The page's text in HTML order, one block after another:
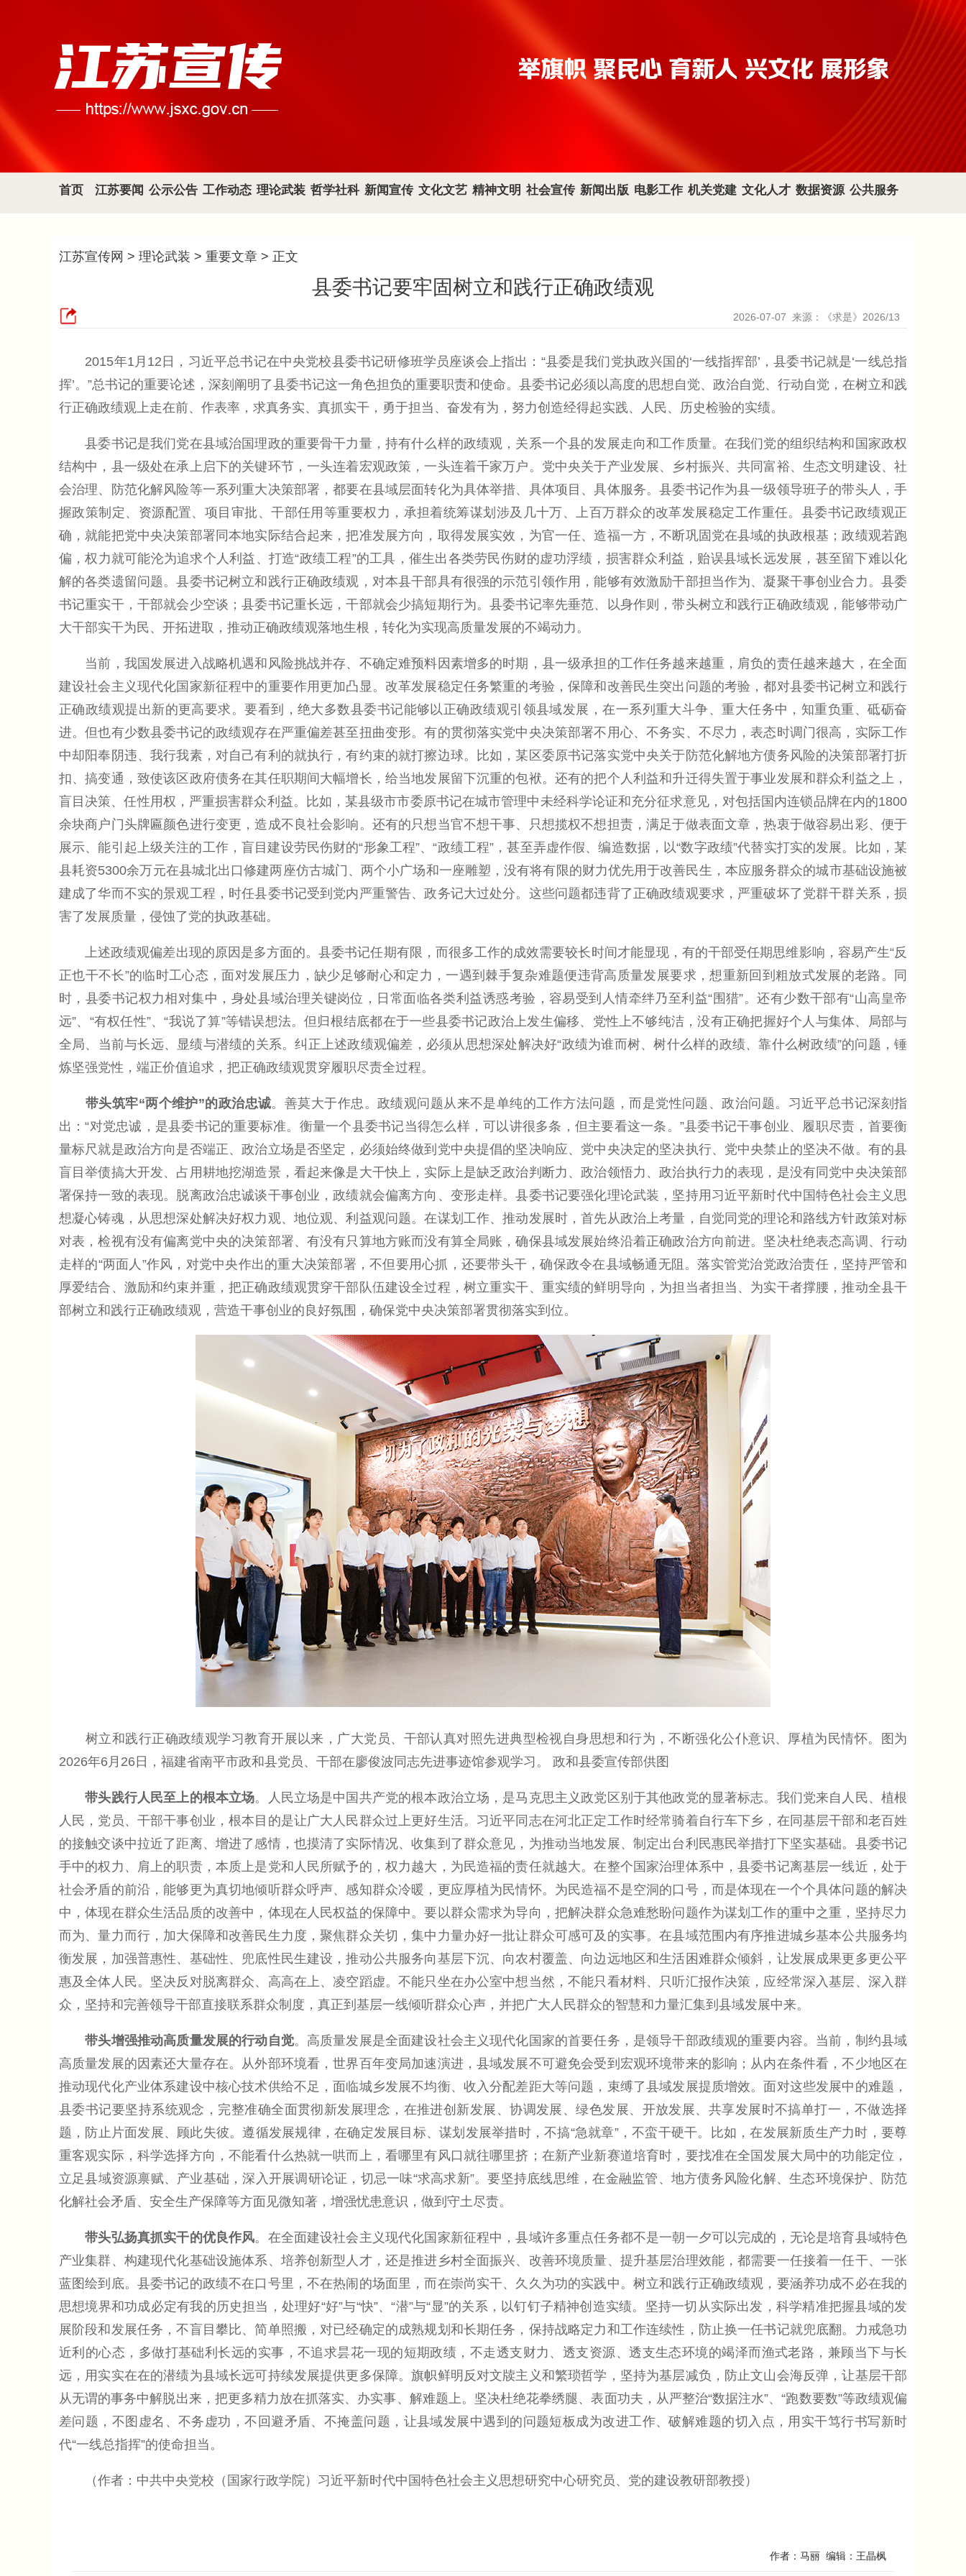
首页 江苏要闻 公示公告 工作动态 理论武装 哲学社科 新闻宣传 文化文艺 精神文明 社会宣传 新闻出版 电影工作 机关党建 文化人才 数据资源 公共服务
江苏宣传网 > 理论武装 > 重要文章 > 正文
县委书记要牢固树立和践行正确政绩观
2026-07-07 来源：《求是》2026/13
2015年1月12日，习近平总书记在中央党校县委书记研修班学员座谈会上指出：“县委是我们党执政兴国的‘一线指挥部’，县委书记就是‘一线总指
挥’。”总书记的重要论述，深刻阐明了县委书记这一角色担负的重要职责和使命。县委书记必须以高度的思想自觉、政治自觉、行动自觉，在树立和践
行正确政绩观上走在前、作表率，求真务实、真抓实干，勇于担当、奋发有为，努力创造经得起实践、人民、历史检验的实绩。
县委书记是我们党在县域治国理政的重要骨干力量，持有什么样的政绩观，关系一个县的发展走向和工作质量。在我们党的组织结构和国家政权
结构中，县一级处在承上启下的关键环节，一头连着宏观政策，一头连着千家万户。党中央关于产业发展、乡村振兴、共同富裕、生态文明建设、社
会治理、防范化解风险等一系列重大决策部署，都要在县域层面转化为具体举措、具体项目、具体服务。县委书记作为县一级领导班子的带头人，手
握政策制定、资源配置、项目审批、干部任用等重要权力，承担着统筹谋划涉及几十万、上百万群众的改革发展稳定工作重任。县委书记政绩观正
确，就能把党中央决策部署同本地实际结合起来，把准发展方向，取得发展实效，为官一任、造福一方，不断巩固党在县域的执政根基；政绩观若跑
偏，权力就可能沦为追求个人利益、打造“政绩工程”的工具，催生出各类劳民伤财的虚功浮绩，损害群众利益，贻误县域长远发展，甚至留下难以化
解的各类遗留问题。县委书记树立和践行正确政绩观，对本县干部具有很强的示范引领作用，能够有效激励干部担当作为、凝聚干事创业合力。县委
书记重实干，干部就会少空谈；县委书记重长远，干部就会少搞短期行为。县委书记率先垂范、以身作则，带头树立和践行正确政绩观，能够带动广
大干部实干为民、开拓进取，推动正确政绩观落地生根，转化为实现高质量发展的不竭动力。
当前，我国发展进入战略机遇和风险挑战并存、不确定难预料因素增多的时期，县一级承担的工作任务越来越重，肩负的责任越来越大，在全面
建设社会主义现代化国家新征程中的重要作用更加凸显。改革发展稳定任务繁重的考验，保障和改善民生突出问题的考验，都对县委书记树立和践行
正确政绩观提出新的更高要求。要看到，绝大多数县委书记能够以正确政绩观引领县域发展，在一系列重大斗争、重大任务中，知重负重、砥砺奋
进。但也有少数县委书记的政绩观存在严重偏差甚至扭曲变形。有的贯彻落实党中央决策部署不用心、不务实、不尽力，表态时调门很高，实际工作
中却阳奉阴违、我行我素，对自己有利的就执行，有约束的就打擦边球。比如，某区委原书记落实党中央关于防范化解地方债务风险的决策部署打折
扣、搞变通，致使该区政府债务在其任职期间大幅增长，给当地发展留下沉重的包袱。还有的把个人利益和升迁得失置于事业发展和群众利益之上，
盲目决策、任性用权，严重损害群众利益。比如，某县级市市委原书记在城市管理中未经科学论证和充分征求意见，对包括国内连锁品牌在内的1800
余块商户门头牌匾颜色进行变更，造成不良社会影响。还有的只想当官不想干事、只想揽权不想担责，满足于做表面文章，热衷于做容易出彩、便于
展示、能引起上级关注的工作，盲目建设劳民伤财的“形象工程”、“政绩工程”，甚至弄虚作假、编造数据，以“数字政绩”代替实打实的发展。比如，某
县耗资5300余万元在县城北出口修建两座仿古城门、两个小广场和一座雕塑，没有将有限的财力优先用于改善民生，本应服务群众的城市基础设施被
建成了华而不实的景观工程，时任县委书记受到党内严重警告、政务记大过处分。这些问题都违背了正确政绩观要求，严重破坏了党群干群关系，损
害了发展质量，侵蚀了党的执政基础。
上述政绩观偏差出现的原因是多方面的。县委书记任期有限，而很多工作的成效需要较长时间才能显现，有的干部受任期思维影响，容易产生“反
正也干不长”的临时工心态，面对发展压力，缺少足够耐心和定力，一遇到棘手复杂难题便违背高质量发展要求，想重新回到粗放式发展的老路。同
时，县委书记权力相对集中，身处县域治理关键岗位，日常面临各类利益诱惑考验，容易受到人情牵绊乃至利益“围猎”。还有少数干部有“山高皇帝
远”、“有权任性”、“我说了算”等错误想法。但归根结底都在于一些县委书记政治上发生偏移、党性上不够纯洁，没有正确把握好个人与集体、局部与
全局、当前与长远、显绩与潜绩的关系。纠正上述政绩观偏差，必须从思想深处解决好“政绩为谁而树、树什么样的政绩、靠什么树政绩”的问题，锤
炼坚强党性，端正价值追求，把正确政绩观贯穿履职尽责全过程。
带头筑牢“两个维护”的政治忠诚。善莫大于作忠。政绩观问题从来不是单纯的工作方法问题，而是党性问题、政治问题。习近平总书记深刻指
出：“对党忠诚，是县委书记的重要标准。衡量一个县委书记当得怎么样，可以讲很多条，但主要看这一条。”县委书记干事创业、履职尽责，首要衡
量标尺就是政治方向是否端正、政治立场是否坚定，必须始终做到党中央提倡的坚决响应、党中央决定的坚决执行、党中央禁止的坚决不做。有的县
盲目举债搞大开发、占用耕地挖湖造景，看起来像是大干快上，实际上是缺乏政治判断力、政治领悟力、政治执行力的表现，是没有同党中央决策部
署保持一致的表现。脱离政治忠诚谈干事创业，政绩就会偏离方向、变形走样。县委书记要强化理论武装，坚持用习近平新时代中国特色社会主义思
想凝心铸魂，从思想深处解决好权力观、地位观、利益观问题。在谋划工作、推动发展时，首先从政治上考量，自觉同党的理论和路线方针政策对标
对表，检视有没有偏离党中央的决策部署、有没有只算地方账而没有算全局账，确保县域发展始终沿着正确政治方向前进。坚决杜绝表态高调、行动
走样的“两面人”作风，对党中央作出的重大决策部署，不但要用心抓，还要带头干，确保政令在县域畅通无阻。落实管党治党政治责任，坚持严管和
厚爱结合、激励和约束并重，把正确政绩观贯穿干部队伍建设全过程，树立重实干、重实绩的鲜明导向，为担当者担当、为实干者撑腰，推动全县干
部树立和践行正确政绩观，营造干事创业的良好氛围，确保党中央决策部署贯彻落实到位。
树立和践行正确政绩观学习教育开展以来，广大党员、干部认真对照先进典型检视自身思想和行为，不断强化公仆意识、厚植为民情怀。图为
2026年6月26日，福建省南平市政和县党员、干部在廖俊波同志先进事迹馆参观学习。 政和县委宣传部供图
带头践行人民至上的根本立场。人民立场是中国共产党的根本政治立场，是马克思主义政党区别于其他政党的显著标志。我们党来自人民、植根
人民，党员、干部干事创业，根本目的是让广大人民群众过上更好生活。习近平同志在河北正定工作时经常骑着自行车下乡，在同基层干部和老百姓
的接触交谈中拉近了距离、增进了感情，也摸清了实际情况、收集到了群众意见，为推动当地发展、制定出台利民惠民举措打下坚实基础。县委书记
手中的权力、肩上的职责，本质上是党和人民所赋予的，权力越大，为民造福的责任就越大。在整个国家治理体系中，县委书记离基层一线近，处于
社会矛盾的前沿，能够更为真切地倾听群众呼声、感知群众冷暖，更应厚植为民情怀。为民造福不是空洞的口号，而是体现在一个个具体问题的解决
中，体现在群众生活品质的改善中，体现在人民权益的保障中。要以群众需求为导向，把解决群众急难愁盼问题作为谋划工作的重中之重，坚持尽力
而为、量力而行，加大保障和改善民生力度，聚焦群众关切，集中力量办好一批让群众可感可及的实事。在县域范围内有序推进城乡基本公共服务均
衡发展，加强普惠性、基础性、兜底性民生建设，推动公共服务向基层下沉、向农村覆盖、向边远地区和生活困难群众倾斜，让发展成果更多更公平
惠及全体人民。坚决反对脱离群众、高高在上、凌空蹈虚。不能只坐在办公室中想当然，不能只看材料、只听汇报作决策，应经常深入基层、深入群
众，坚持和完善领导干部直接联系群众制度，真正到基层一线倾听群众心声，并把广大人民群众的智慧和力量汇集到县域发展中来。
带头增强推动高质量发展的行动自觉。高质量发展是全面建设社会主义现代化国家的首要任务，是领导干部政绩观的重要内容。当前，制约县域
高质量发展的因素还大量存在。从外部环境看，世界百年变局加速演进，县域发展不可避免会受到宏观环境带来的影响；从内在条件看，不少地区在
推动现代化产业体系建设中核心技术供给不足，面临城乡发展不均衡、收入分配差距大等问题，束缚了县域发展提质增效。面对这些发展中的难题，
县委书记要坚持系统观念，完整准确全面贯彻新发展理念，在推进创新发展、协调发展、绿色发展、开放发展、共享发展时不搞单打一，不做选择
题，防止片面发展、顾此失彼。遵循发展规律，在确定发展目标、谋划发展举措时，不搞“急就章”，不蛮干硬干。比如，在发展新质生产力时，要尊
重客观实际，科学选择方向，不能看什么热就一哄而上，看哪里有风口就往哪里挤；在新产业新赛道培育时，要找准在全国发展大局中的功能定位，
立足县域资源禀赋、产业基础，深入开展调研论证，切忌一味“求高求新”。要坚持底线思维，在金融监管、地方债务风险化解、生态环境保护、防范
化解社会矛盾、安全生产保障等方面见微知著，增强忧患意识，做到守土尽责。
带头弘扬真抓实干的优良作风。在全面建设社会主义现代化国家新征程中，县域许多重点任务都不是一朝一夕可以完成的，无论是培育县域特色
产业集群、构建现代化基础设施体系、培养创新型人才，还是推进乡村全面振兴、改善环境质量、提升基层治理效能，都需要一任接着一任干、一张
蓝图绘到底。县委书记的政绩不在口号里，不在热闹的场面里，而在崇尚实干、久久为功的实践中。树立和践行正确政绩观，要涵养功成不必在我的
思想境界和功成必定有我的历史担当，处理好“好”与“快”、“潜”与“显”的关系，以钉钉子精神创造实绩。坚持一切从实际出发，科学精准把握县域的发
展阶段和发展任务，不盲目攀比、简单照搬，对已经确定的成熟规划和长期任务，保持战略定力和工作连续性，防止换一任书记就兜底翻。力戒急功
近利的心态，多做打基础利长远的实事，不追求昙花一现的短期政绩，不走透支财力、透支资源、透支生态环境的竭泽而渔式老路，兼顾当下与长
远，用实实在在的潜绩为县域长远可持续发展提供更多保障。旗帜鲜明反对文牍主义和繁琐哲学，坚持为基层减负，防止文山会海反弹，让基层干部
从无谓的事务中解脱出来，把更多精力放在抓落实、办实事、解难题上。坚决杜绝花拳绣腿、表面功夫，从严整治“数据注水”、“跑数要数”等政绩观偏
差问题，不图虚名、不务虚功，不回避矛盾、不掩盖问题，让县域发展中遇到的问题短板成为改进工作、破解难题的切入点，用实干笃行书写新时
代“一线总指挥”的使命担当。
（作者：中共中央党校（国家行政学院）习近平新时代中国特色社会主义思想研究中心研究员、党的建设教研部教授）
作者：马丽 编辑：王晶枫